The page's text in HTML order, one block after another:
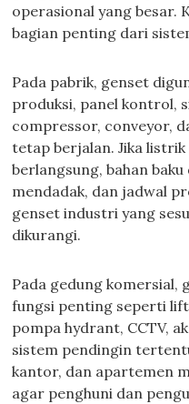
operasional yang besar.
bagian penting dari
Pada pabrik, genset
produksi, panel kontrol,
compressor, conveyor,
tetap berjalan. Jika
berlangsung, bahan
mendadak, dan jadwal
genset industri yang
dikurangi.
Pada gedung komersial,
fungsi penting seperti
pompa hydrant, CCTV,
sistem pendingin
kantor, dan apartemen
agar penghuni dan